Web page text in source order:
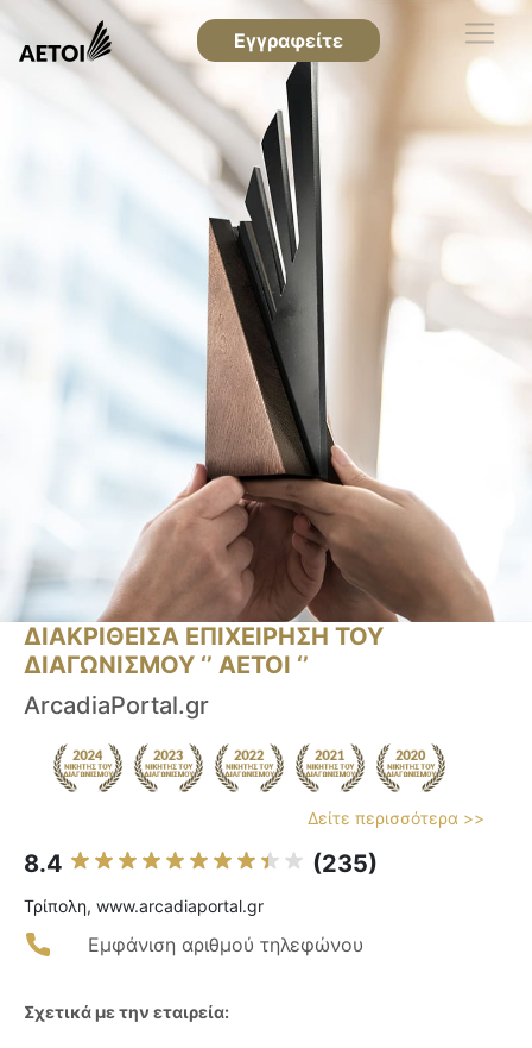
Εγγραφείτε
ΔΙΑΚΡΙΘΕΙΣΑ ΕΠΙΧΕΙΡΗΣΗ ΤΟΥ
ΔΙΑΓΩΝΙΣΜΟΥ ‘’ ΑΕΤΟΙ ‘’
ArcadiaPortal.gr
Δείτε περισσότερα >>
8.4 (235)
Τρίπολη, www.arcadiaportal.gr
Εμφάνιση αριθμού τηλεφώνου
Σχετικά με την εταιρεία: